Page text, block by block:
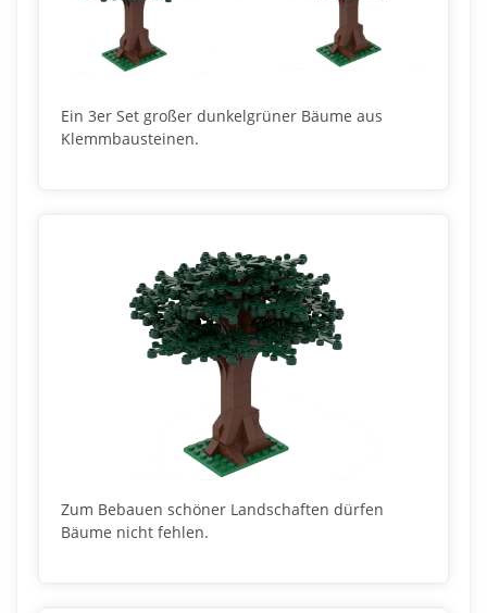
Ein 3er Set großer dunkelgrüner Bäume aus
Klemmbausteinen.
Zum Bebauen schöner Landschaften dürfen
Bäume nicht fehlen.